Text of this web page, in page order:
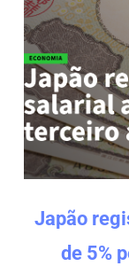
Japão
de 5%